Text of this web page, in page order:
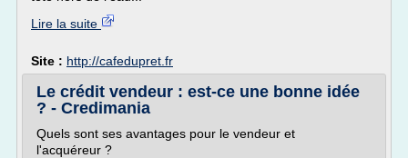
Lire la suite
Site : http://cafedupret.fr
Le crédit vendeur : est-ce une bonne idée
? - Credimania
Quels sont ses avantages pour le vendeur et
l'acquéreur ?